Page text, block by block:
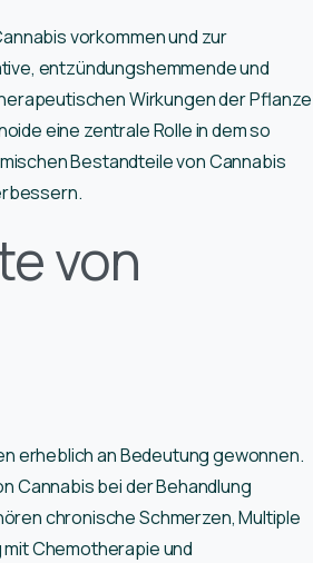
vorkommen und zur
entzündungshemmende und
Wirkungen der Pflanze
eine zentrale Rolle in dem so
Bestandteile von Cannabis
von
erheblich an Bedeutung gewonnen.
Cannabis bei der Behandlung
chronische Schmerzen, Multiple
Chemotherapie und